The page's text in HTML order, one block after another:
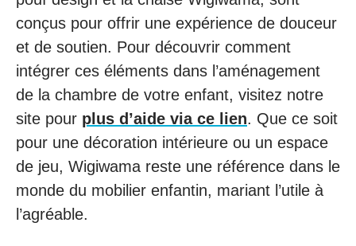
conçus pour offrir une expérience de douceur
et de soutien. Pour découvrir comment
intégrer ces éléments dans l’aménagement
de la chambre de votre enfant, visitez notre
site pour plus d’aide via ce lien. Que ce soit
pour une décoration intérieure ou un espace
de jeu, Wigiwama reste une référence dans le
monde du mobilier enfantin, mariant l’utile à
l’agréable.